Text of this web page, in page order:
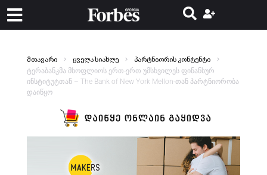
მთავარი ყველა სიახლე პარტნიორის კონტენტი
ტერაბანკმა მსოფლიოს ერთ-ერთ უმსხვილეს ფინანსურ
ინსტიტუტთან – The Bank of New York Mellon-თან პარტნიორობა
დაიწყო